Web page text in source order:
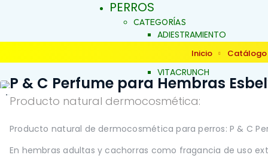
PERROS
CATEGORÍAS
ADIESTRAMIENTO
SALUD Y BIENESTAR
VITACRUNCH
JALEAS
JABONES NATURALES
ALERGIAS
ARTICULACIONES Y
Inicio Catálogo
Producto natural dermocosmética:
P & C Perfume para Hembras
Producto natural de dermocosmética para perros: P & C
En hembras adultas y cachorras como fragancia de uso